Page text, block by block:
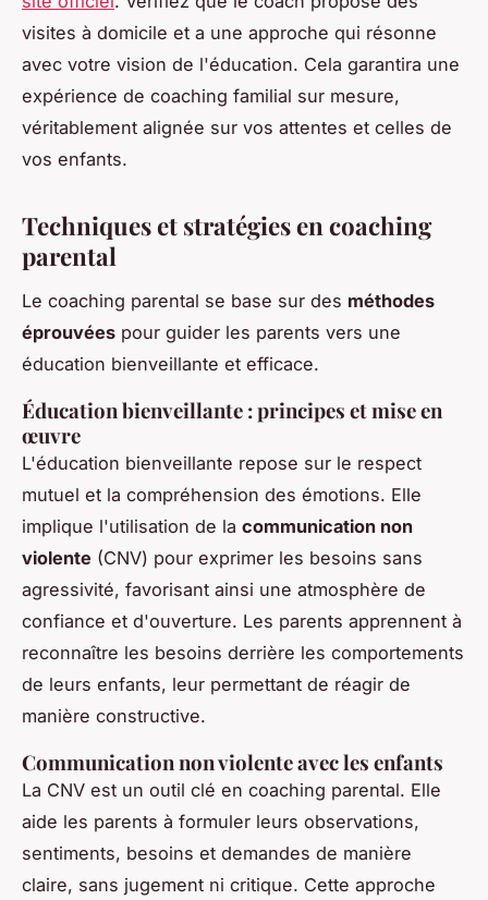
visites à domicile et a une approche qui résonne
avec votre vision de l'éducation. Cela garantira une
expérience de coaching familial sur mesure,
véritablement alignée sur vos attentes et celles de
vos enfants.
Techniques et stratégies en coaching
parental
Le coaching parental se base sur des méthodes
éprouvées pour guider les parents vers une
éducation bienveillante et efficace.
Éducation bienveillante : principes et mise en
œuvre
L'éducation bienveillante repose sur le respect
mutuel et la compréhension des émotions. Elle
implique l'utilisation de la communication non
violente (CNV) pour exprimer les besoins sans
agressivité, favorisant ainsi une atmosphère de
confiance et d'ouverture. Les parents apprennent à
reconnaître les besoins derrière les comportements
de leurs enfants, leur permettant de réagir de
manière constructive.
Communication non violente avec les enfants
La CNV est un outil clé en coaching parental. Elle
aide les parents à formuler leurs observations,
sentiments, besoins et demandes de manière
claire, sans jugement ni critique. Cette approche